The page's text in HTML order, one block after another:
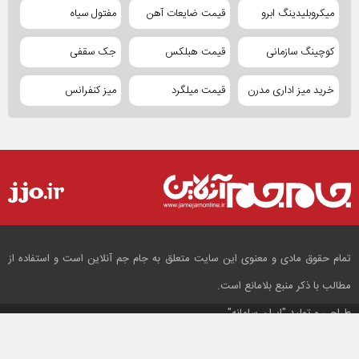
میکروبلیدینگ ابرو قیمت ضایعات آهن مفتول سیاه
کوچینگ سازمانی قیمت هبلکس جک سقفی
خرید میز اداری مدرن قیمت میلگرد میز کنفرانس
تمام حقوق مادی و معنوی این سایت متعلق به جام جم آنلاین است و استفاده از
مطالب با ذکر منبع بلامانع است.
طراحی و تولید"ایران سامانه"